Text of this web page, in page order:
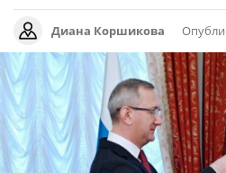
Диана Коршикова